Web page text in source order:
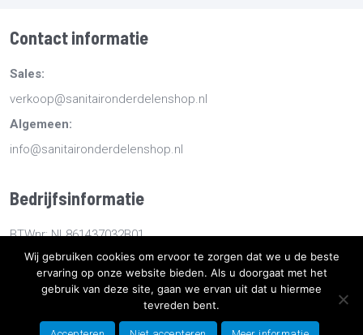
Contact informatie
Sales:
verkoop@sanitaironderdelenshop.nl
Algemeen:
info@sanitaironderdelenshop.nl
Bedrijfsinformatie
BTWnr: NL861437032B01
KvKnr: 78527112
Sanitaironderdelenshop.nl
Bestellen en bezorgen -Algemene voorwaarden-Sitemap
Wij gebruiken cookies om ervoor te zorgen dat we u de beste
ervaring op onze website bieden. Als u doorgaat met het
gebruik van deze site, gaan we ervan uit dat u hiermee
tevreden bent.